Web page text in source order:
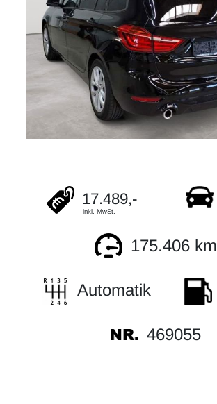
17.489,-
inkl. MwSt.
175.406 km
Automatik
469055